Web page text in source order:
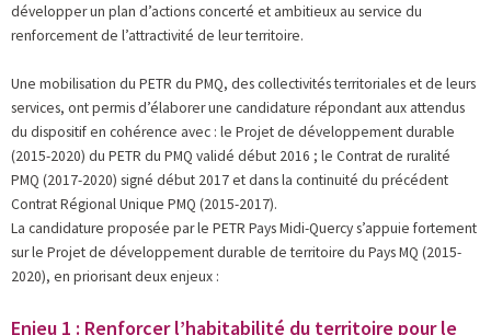
développer un plan d’actions concerté et ambitieux au service du
renforcement de l’attractivité de leur territoire.
Une mobilisation du PETR du PMQ, des collectivités territoriales et de leurs
services, ont permis d’élaborer une candidature répondant aux attendus
du dispositif en cohérence avec : le Projet de développement durable
(2015-2020) du PETR du PMQ validé début 2016 ; le Contrat de ruralité
PMQ (2017-2020) signé début 2017 et dans la continuité du précédent
Contrat Régional Unique PMQ (2015-2017).
La candidature proposée par le PETR Pays Midi-Quercy s’appuie fortement
sur le Projet de développement durable de territoire du Pays MQ (2015-
2020), en priorisant deux enjeux :
Enjeu 1 : Renforcer l’habitabilité du territoire pour le